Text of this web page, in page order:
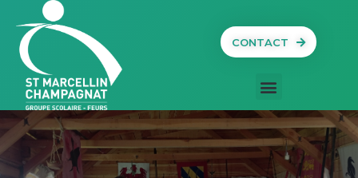
CONTACT